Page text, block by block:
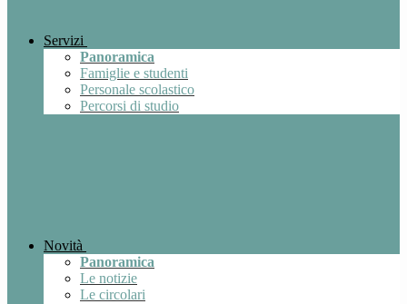
Servizi
Panoramica
Famiglie e studenti
Personale scolastico
Percorsi di studio
Novità
Panoramica
Le notizie
Le circolari